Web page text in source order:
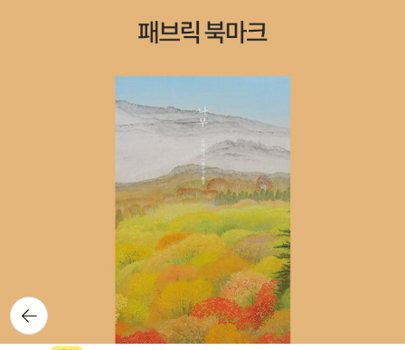
뒤로가
기